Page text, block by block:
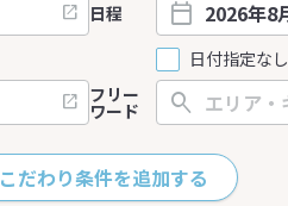
日程
日付指定なし
フリー
ワード
こだわり条件を追加する